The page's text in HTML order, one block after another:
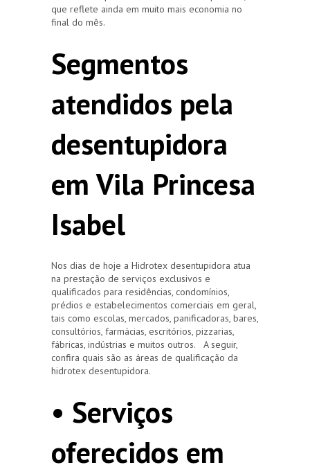
que reflete ainda em muito mais economia no
final do mês.
Segmentos
atendidos pela
desentupidora
em Vila Princesa
Isabel
Nos dias de hoje a Hidrotex desentupidora atua
na prestação de serviços exclusivos e
qualificados para residências, condomínios,
prédios e estabelecimentos comerciais em geral,
tais como escolas, mercados, panificadoras, bares,
consultórios, farmácias, escritórios, pizzarias,
fábricas, indústrias e muitos outros. A seguir,
confira quais são as áreas de qualificação da
hidrotex desentupidora.
• Serviços
oferecidos em